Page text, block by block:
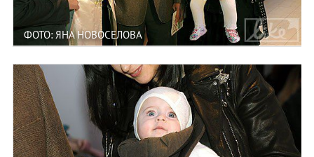
ФОТО: ЯНА НОВОСЕЛОВА